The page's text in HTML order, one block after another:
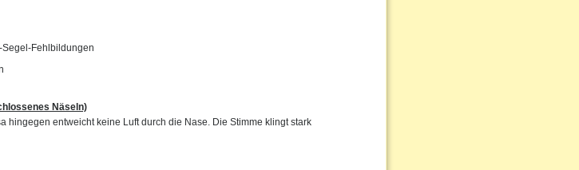
Fehlbildungen
Näseln)
hingegen entweicht keine Luft durch die Nase. Die Stimme klingt stark